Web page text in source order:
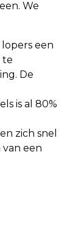
We
een
te
De
is al 80%
zich snel
een